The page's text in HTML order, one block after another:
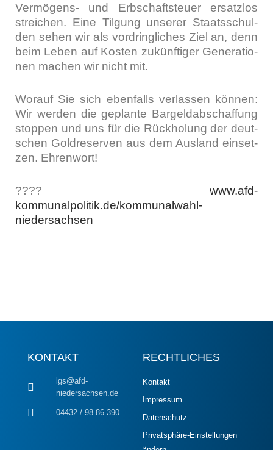
Ver­mö­gens- und Erb­schaft­steu­er ersatz­los
strei­chen. Eine Til­gung unse­rer Staats­schul­
den sehen wir als vor­dring­li­ches Ziel an, denn
beim Leben auf Kos­ten zukünf­ti­ger Gene­ra­tio­
nen machen wir nicht mit.
Wor­auf Sie sich eben­falls ver­las­sen kön­nen:
Wir wer­den die geplan­te Bar­geld­ab­schaf­fung
stop­pen und uns für die Rück­ho­lung der deut­
schen Gold­re­ser­ven aus dem Aus­land ein­set­
zen. Ehren­wort!
???? www.afd-
kommunalpolitik.de/kommunalwahl-
niedersachsen
KONTAKT
lgs@afd-
niedersachsen.de
04432 / 98 86 390
RECHTLICHES
Kontakt
Impressum
Datenschutz
Privatsphäre-Einstellungen